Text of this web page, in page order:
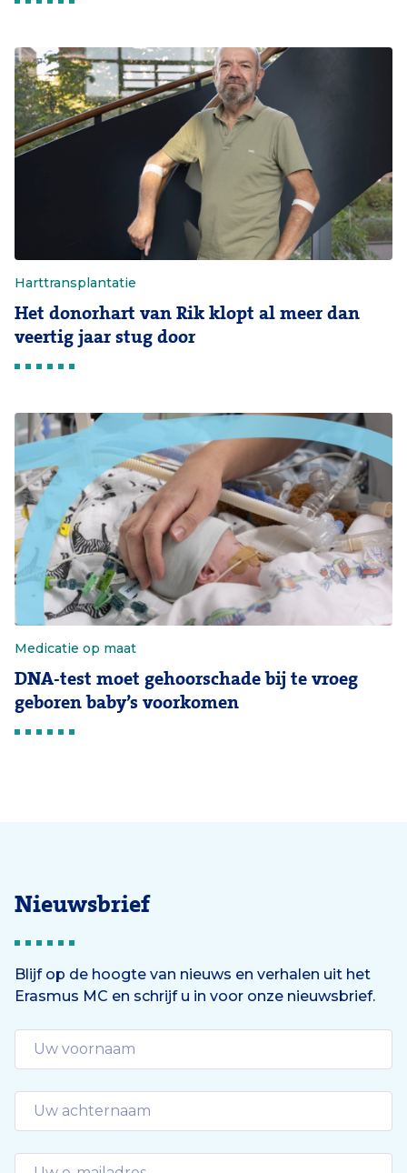
Harttransplantatie
Het donorhart van Rik klopt al meer dan
veertig jaar stug door
Medicatie op maat
DNA-test moet gehoorschade bij te vroeg
geboren baby’s voorkomen
Nieuwsbrief
Blijf op de hoogte van nieuws en verhalen uit het
Erasmus MC en schrijf u in voor onze nieuwsbrief.